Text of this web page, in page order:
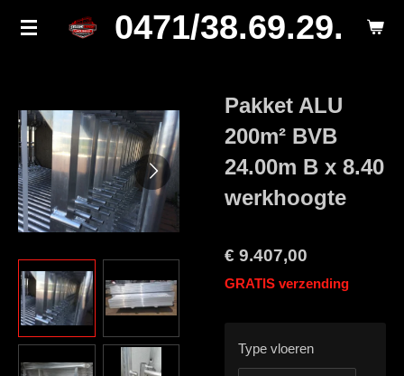
Ga
hoofdinhoud
0471/38.69.29.
Pakket ALU
200m² BVB
24.00m B x 8.40
werkhoogte
€ 9.407,00
GRATIS verzending
Type vloeren